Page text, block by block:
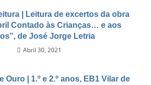
| Leitura de excertos da obra
Contado às Crianças… e aos
de José Jorge Letria
Abril 30, 2021
Ouro | 1.º e 2.º anos, EB1 Vilar de